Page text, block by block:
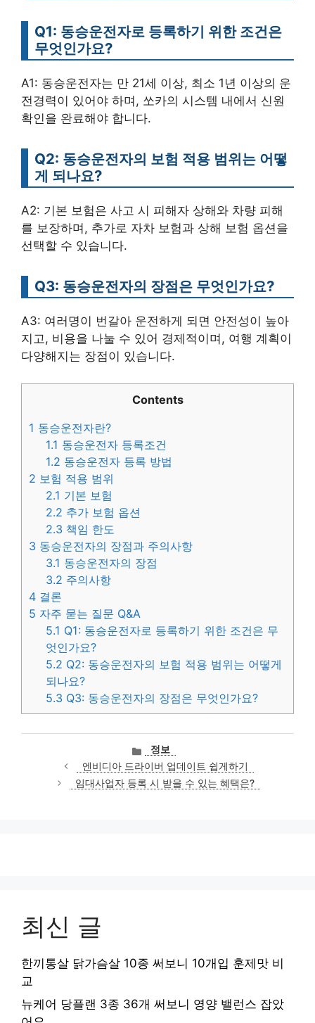
Q1: 동승운전자로 등록하기 위한 조건은
무엇인가요?
A1: 동승운전자는 만 21세 이상, 최소 1년 이상의 운
전경력이 있어야 하며, 쏘카의 시스템 내에서 신원
확인을 완료해야 합니다.
Q2: 동승운전자의 보험 적용 범위는 어떻
게 되나요?
A2: 기본 보험은 사고 시 피해자 상해와 차량 피해
를 보장하며, 추가로 자차 보험과 상해 보험 옵션을
선택할 수 있습니다.
Q3: 동승운전자의 장점은 무엇인가요?
A3: 여러명이 번갈아 운전하게 되면 안전성이 높아
지고, 비용을 나눌 수 있어 경제적이며, 여행 계획이
다양해지는 장점이 있습니다.
Contents
1 동승운전자란?
1.1 동승운전자 등록조건
1.2 동승운전자 등록 방법
2 보험 적용 범위
2.1 기본 보험
2.2 추가 보험 옵션
2.3 책임 한도
3 동승운전자의 장점과 주의사항
3.1 동승운전자의 장점
3.2 주의사항
4 결론
5 자주 묻는 질문 Q&A
5.1 Q1: 동승운전자로 등록하기 위한 조건은 무
엇인가요?
5.2 Q2: 동승운전자의 보험 적용 범위는 어떻게
되나요?
5.3 Q3: 동승운전자의 장점은 무엇인가요?
카
테
고
리
정보
엔비디아 드라이버 업데이트 쉽게하기
임대사업자 등록 시 받을 수 있는 혜택은?
최신 글
한끼통살 닭가슴살 10종 써보니 10개입 훈제맛 비
교
뉴케어 당플랜 3종 36개 써보니 영양 밸런스 잡았